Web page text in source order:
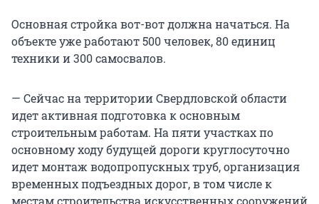
Основная стройка вот-вот должна начаться. На
объекте уже работают 500 человек, 80 единиц
техники и 300 самосвалов.
— Сейчас на территории Свердловской области
идет активная подготовка к основным
строительным работам. На пяти участках по
основному ходу будущей дороги круглосуточно
идет монтаж водопропускных труб, организация
временных подъездных дорог, в том числе к
местам строительства искусственных сооружений